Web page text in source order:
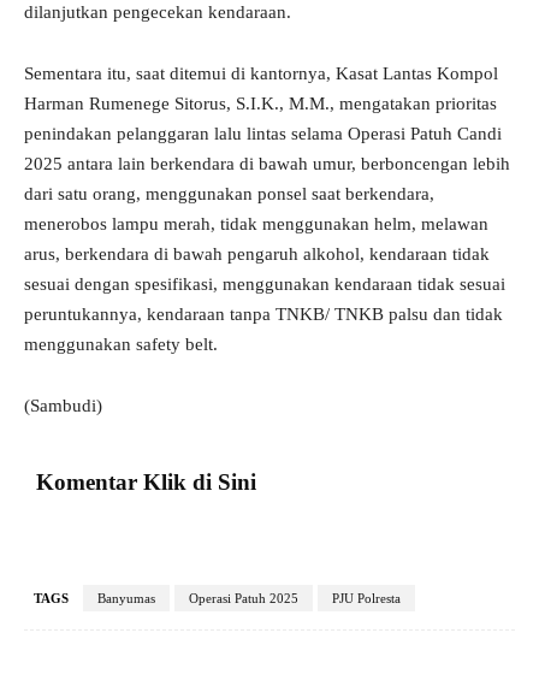
dilanjutkan pengecekan kendaraan.
Sementara itu, saat ditemui di kantornya, Kasat Lantas Kompol
Harman Rumenege Sitorus, S.I.K., M.M., mengatakan prioritas
penindakan pelanggaran lalu lintas selama Operasi Patuh Candi
2025 antara lain berkendara di bawah umur, berboncengan lebih
dari satu orang, menggunakan ponsel saat berkendara,
menerobos lampu merah, tidak menggunakan helm, melawan
arus, berkendara di bawah pengaruh alkohol, kendaraan tidak
sesuai dengan spesifikasi, menggunakan kendaraan tidak sesuai
peruntukannya, kendaraan tanpa TNKB/ TNKB palsu dan tidak
menggunakan safety belt.
(Sambudi)
Komentar Klik di Sini
TAGS Banyumas Operasi Patuh 2025 PJU Polresta